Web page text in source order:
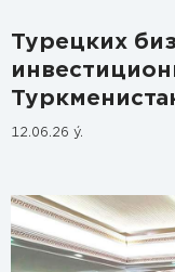
Турецких
12.06.26 ý.